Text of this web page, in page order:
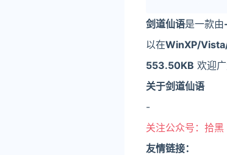
剑道仙语是一款由
以在WinXP/
553.50KB 欢迎
关于剑道仙语
-
关注公众号：拾
友情链接：